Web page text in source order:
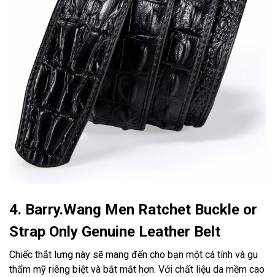
4. Barry.Wang Men Ratchet Buckle or
Strap Only Genuine Leather Belt
Chiếc thắt lưng này sẽ mang đến cho bạn một cá tính và gu
thẩm mỹ riêng biệt và bắt mắt hơn. Với chất liệu da mềm cao